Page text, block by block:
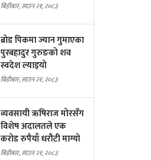
बिहीबार, साउन २१, २०८३
ब्रोड पिकमा ज्यान गुमाएका
पुरबहादुर गुरुङको शव
स्वदेश ल्याइयो
बिहीबार, साउन २१, २०८३
व्यवसायी ऋषिराज मोरसँग
विशेष अदालतले एक
करोड रुपैयाँ धरौटी माग्यो
बिहीबार, साउन २१, २०८३